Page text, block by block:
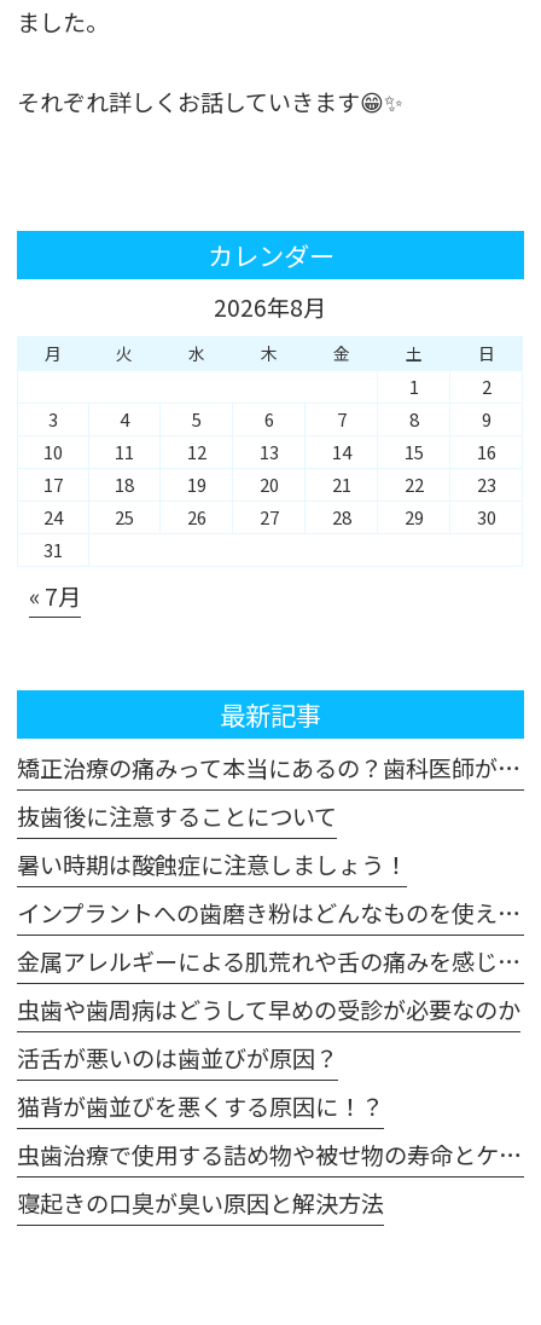
ました。
それぞれ詳しくお話していきます😁✨
カレンダー
2026年8月
月 火 水 木 金 土 日
1
2
3
4 5 6 7 8
9
10
11 12 13 14 15
16
17
18 19 20 21 22
23
24
25 26 27 28 29
30
31
« 7月
最新記事
矯正治療の痛みって本当にあるの？歯科医師が解説！体験談も交えてご紹介します
抜歯後に注意することについて
暑い時期は酸蝕症に注意しましょう！
インプラントへの歯磨き粉はどんなものを使えばいいの？
金属アレルギーによる肌荒れや舌の痛みを感じた場合は注意が必要です
虫歯や歯周病はどうして早めの受診が必要なのか
活舌が悪いのは歯並びが原因？
猫背が歯並びを悪くする原因に！？
虫歯治療で使用する詰め物や被せ物の寿命とケア方法
寝起きの口臭が臭い原因と解決方法